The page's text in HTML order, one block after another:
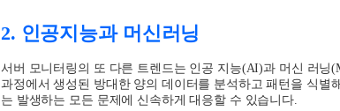
2. 인공지능과 머신러닝
서버 모니터링의 또 다른 트렌드는 인공 지능(AI)과 머신 러닝
과정에서 생성된 방대한 양의 데이터를 분석하고 패턴을 식별
는 발생하는 모든 문제에 신속하게 대응할 수 있습니다